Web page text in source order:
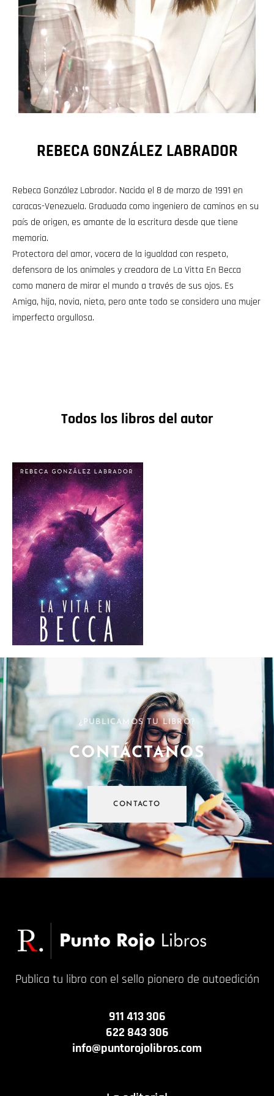
REBECA GONZÁLEZ LABRADOR
Rebeca González Labrador. Nacida el 8 de marzo de 1991 en
caracas-Venezuela. Graduada como ingeniero de caminos en su
país de origen, es amante de la escritura desde que tiene
memoria.
Protectora del amor, vocera de la igualdad con respeto,
defensora de los animales y creadora de La Vitta En Becca
como manera de mirar el mundo a través de sus ojos. Es
Amiga, hija, novia, nieta, pero ante todo se considera una mujer
imperfecta orgullosa.
Todos los libros del autor
¿PUBLICAMOS TU LIBRO?
CONTÁCTANOS
CONTACTO
Publica tu libro con el sello pionero de autoedición
911 413 306
622 843 306
info@puntorojolibros.com